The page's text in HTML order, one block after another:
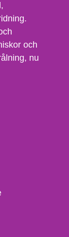
och
nu